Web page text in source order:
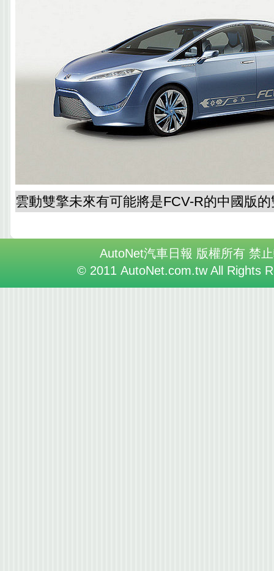
雲動雙擎未來有可能將是FCV-R的中國版
AutoNet汽車日報 版權所有 禁
© 2011 AutoNet.com.tw All Rights